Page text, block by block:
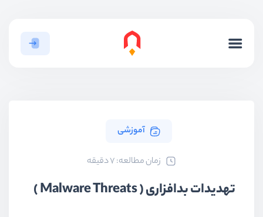
آموزشی
ﺯﻣﺎﻥ ﻣﻄﺎﻟﻌﻪ: 7 دقیقه
تهدیدات بدافزاری ( Malware Threats )